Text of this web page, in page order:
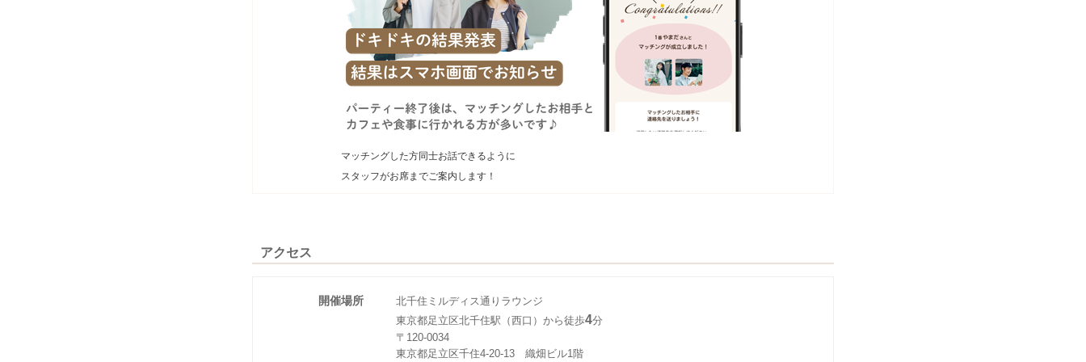
マッチングした方同士お話できるように
スタッフがお席までご案内します！
アクセス
開催場所
北千住ミルディス通りラウンジ
東京都足立区北千住駅（西口）から徒歩4分
〒120-0034
東京都足立区千住4-20-13 織畑ビル1階